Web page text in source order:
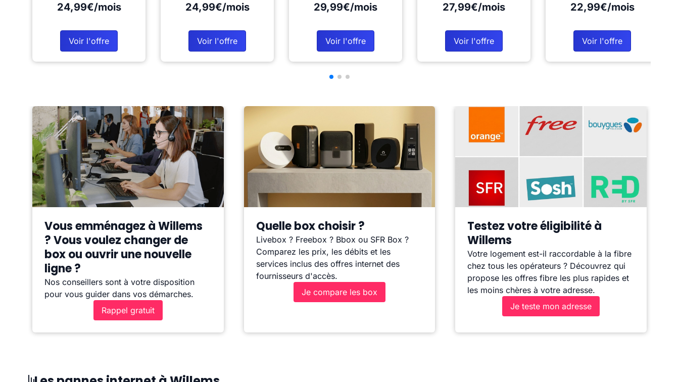
24,99€/mois
Voir l'offre
24,99€/mois
Voir l'offre
29,99€/mois
Voir l'offre
27,99€/mois
Voir l'offre
22,99€/mois
Voir l'offre
Vous emménagez à Willems
? Vous voulez changer de
box ou ouvrir une nouvelle
ligne ?
Nos conseillers sont à votre disposition
pour vous guider dans vos démarches.
Rappel gratuit
Quelle box choisir ?
Livebox ? Freebox ? Bbox ou SFR Box ?
Comparez les prix, les débits et les
services inclus des offres internet des
fournisseurs d'accès.
Je compare les box
Testez votre éligibilité à
Willems
Votre logement est-il raccordable à la fibre
chez tous les opérateurs ? Découvrez qui
propose les offres fibre les plus rapides et
les moins chères à votre adresse.
Je teste mon adresse